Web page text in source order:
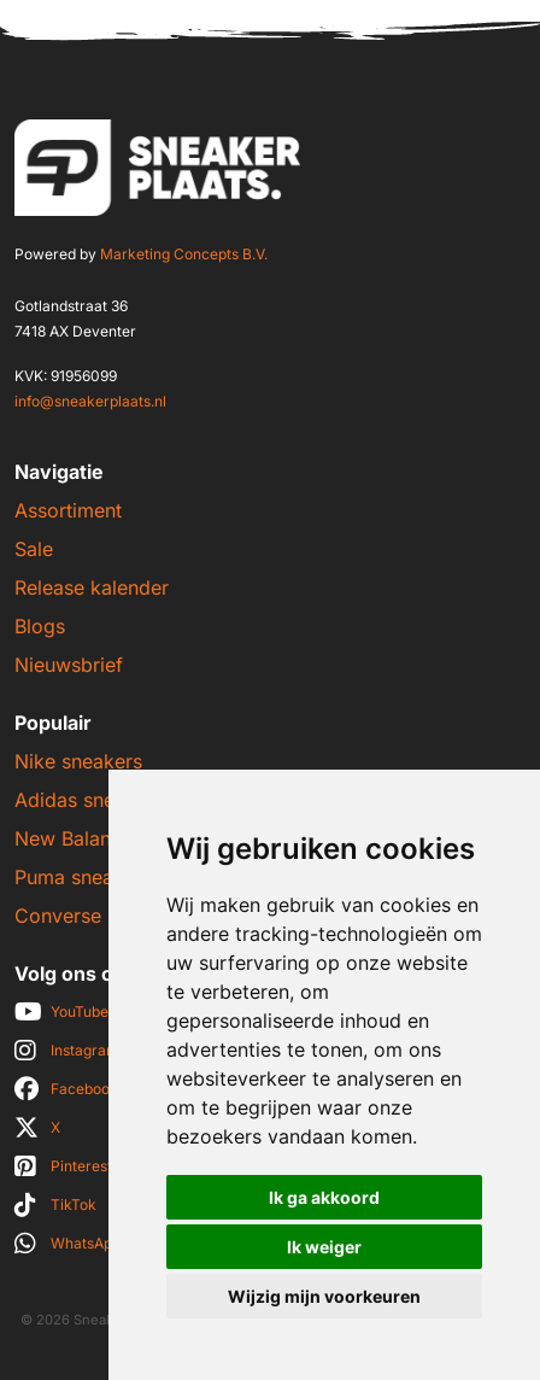
Wij gebruiken cookies
Wij maken gebruik van cookies en
andere tracking-technologieën om
uw surfervaring op onze website
te verbeteren, om
gepersonaliseerde inhoud en
advertenties te tonen, om ons
websiteverkeer te analyseren en
om te begrijpen waar onze
bezoekers vandaan komen.
Ik ga akkoord
Ik weiger
Wijzig mijn voorkeuren
Powered by Marketing Concepts B.V.
Gotlandstraat 36
7418 AX Deventer
KVK: 91956099
info@sneakerplaats.nl
Navigatie
Assortiment
Sale
Release kalender
Blogs
Nieuwsbrief
Populair
Nike sneakers
Adidas sneakers
New Balance sneakers
Puma sneakers
Converse sneakers
Volg ons op social media
YouTube
Instagram
Facebook
X
Pinterest
TikTok
WhatsApp
© 2026 Sneakerplaats.nl